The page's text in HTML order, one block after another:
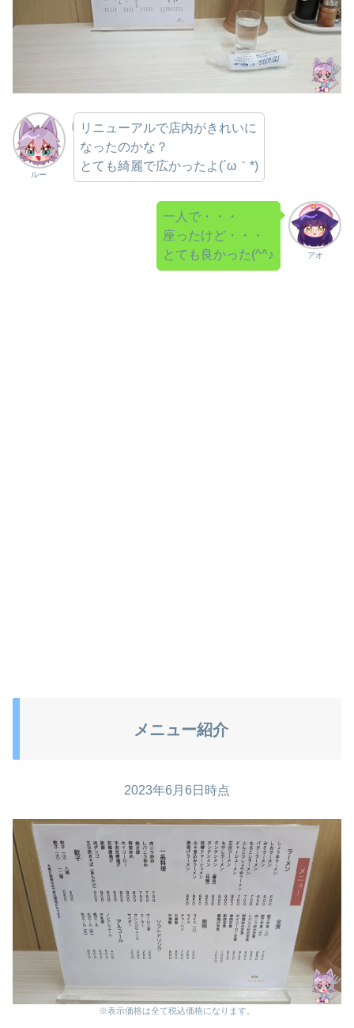
ルー
リニューアルで店内がきれいに
なったのかな？
とても綺麗で広かったよ(´ω｀*)
アオ
一人で・・・
座ったけど・・・
とても良かった(^^♪
メニュー紹介
2023年6月6日時点
※表示価格は全て税込価格になります。